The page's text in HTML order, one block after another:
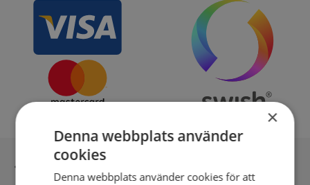
×
Denna webbplats använder
cookies
Denna webbplats använder cookies för att